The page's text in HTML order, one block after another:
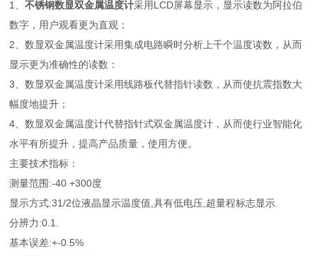
1、不锈钢数显双金属温度计采用LCD屏幕显示，显示读数为阿拉伯
数字，用户观看更为直观；
2、数显双金属温度计采用集成电路瞬时分析上千个温度读数，从而
显示更为准确性的读数：
3、数显双金属温度计采用线路板代替指针读数，从而使抗震指数大
幅度地提升；
4、数显双金属温度计代替指针式双金属温度计，从而使行业智能化
水平有所提升，提高产品质量，使用方便。
主要技术指标：
测量范围:-40 +300度
显示方式:31/2位液晶显示温度值,具有低电压,超量程标志显示.
分辨力:0.1.
基本误差:+-0.5%